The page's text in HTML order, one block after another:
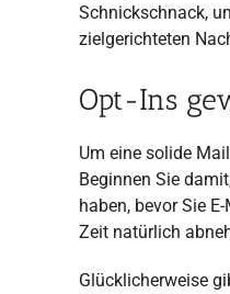
Schnickschnack,
zielgerichteten
Opt-Ins
Um eine solide
Beginnen Sie
haben, bevor Sie
Zeit natürlich
Glücklicherweise